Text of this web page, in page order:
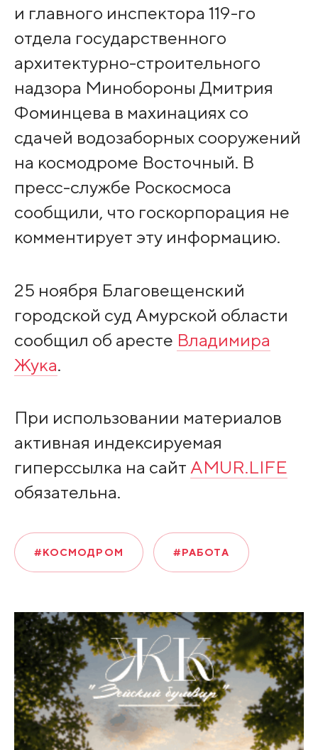
и главного инспектора 119-го
отдела государственного
архитектурно-строительного
надзора Минобороны Дмитрия
Фоминцева в махинациях со
сдачей водозаборных сооружений
на космодроме Восточный. В
пресс-службе Роскосмоса
сообщили, что госкорпорация не
комментирует эту информацию.
25 ноября Благовещенский
городской суд Амурской области
сообщил об аресте Владимира
Жука.
При использовании материалов
активная индексируемая
гиперссылка на сайт AMUR.LIFE
обязательна.
#КОСМОДРОМ #РАБОТА